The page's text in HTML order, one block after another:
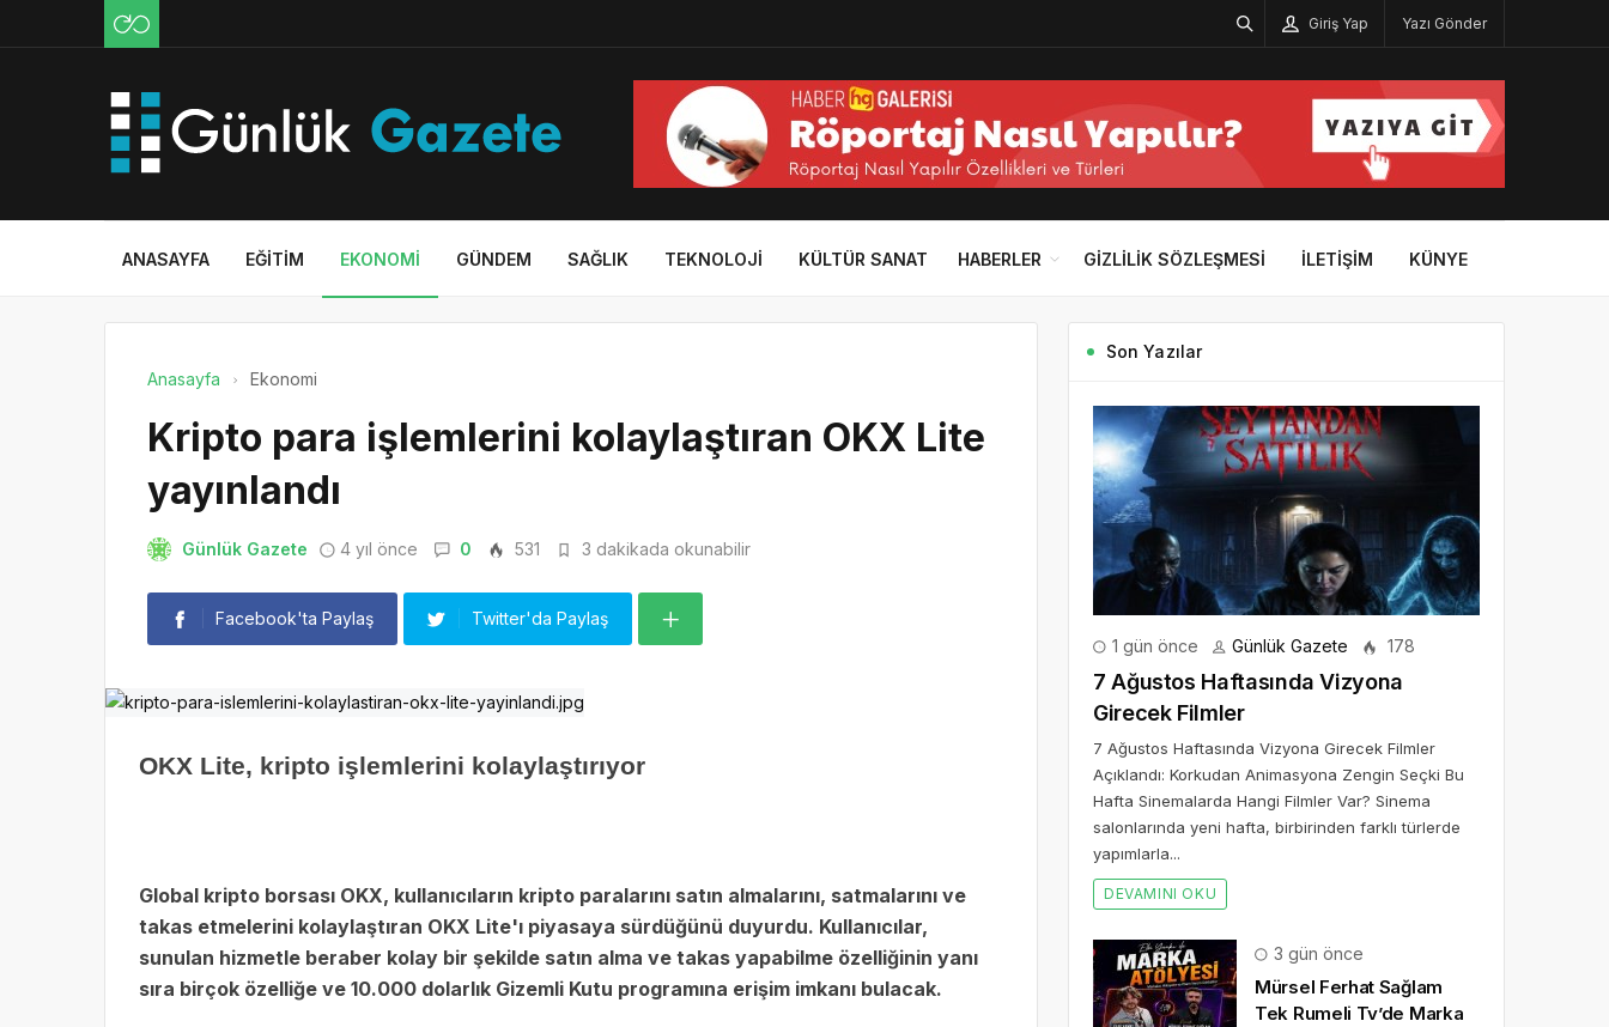
Giriş Yap Yazı Gönder
ANASAYFA EĞITIM EKONOMI GÜNDEM SAĞLIK TEKNOLOJI KÜLTÜR SANAT HABERLER GIZLILIK SÖZLEŞMESI İLETIŞIM KÜNYE
Anasayfa Ekonomi
Kripto para işlemlerini kolaylaştıran OKX Lite
yayınlandı
Günlük Gazete 4 yıl önce 0 531 3 dakikada okunabilir
Facebook'ta Paylaş Twitter'da Paylaş
OKX Lite, kripto işlemlerini kolaylaştırıyor
Global kripto borsası OKX, kullanıcıların kripto paralarını satın almalarını, satmalarını ve
takas etmelerini kolaylaştıran OKX Lite'ı piyasaya sürdüğünü duyurdu. Kullanıcılar,
sunulan hizmetle beraber kolay bir şekilde satın alma ve takas yapabilme özelliğinin yanı
sıra birçok özelliğe ve 10.000 dolarlık Gizemli Kutu programına erişim imkanı bulacak.
Son Yazılar
1 gün önce Günlük Gazete 178
7 Ağustos Haftasında Vizyona
Girecek Filmler
7 Ağustos Haftasında Vizyona Girecek Filmler
Açıklandı: Korkudan Animasyona Zengin Seçki Bu
Hafta Sinemalarda Hangi Filmler Var? Sinema
salonlarında yeni hafta, birbirinden farklı türlerde
yapımlarla...
DEVAMINI OKU
3 gün önce
Mürsel Ferhat Sağlam
Tek Rumeli Tv’de Marka